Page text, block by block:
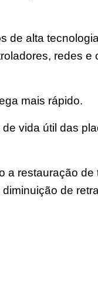
de alta
redes e
mais rápido.
vida útil das
a restauração de
de